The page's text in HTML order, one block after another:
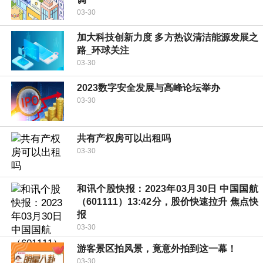
03-30
加大科技创新力度 多方热议清洁能源发展之
路_环球关注
03-30
2023数字安全发展与高峰论坛举办
03-30
共有产权房可以出租吗
03-30
和讯个股快报：2023年03月30日 中国国航
（601111）13:42分，股价快速拉升 焦点快
报
03-30
游客景区拍风景，竟意外拍到这一幕！
03-30